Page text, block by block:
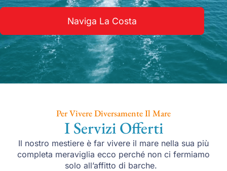
Naviga La Costa
Per Vivere Diversamente Il Mare
I Servizi Offerti
Il nostro mestiere è far vivere il mare nella sua più
completa meraviglia ecco perché non ci fermiamo
solo all’affitto di barche.